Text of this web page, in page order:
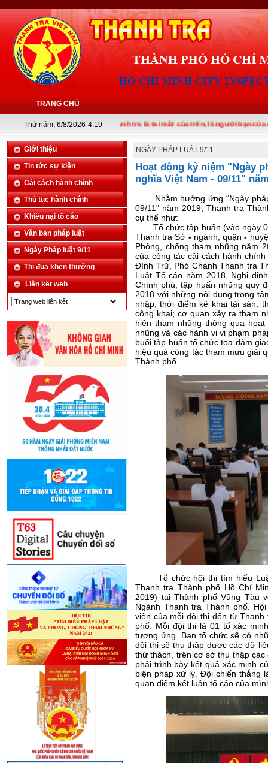
TRANG CHỦ
Thứ năm, 6/8/2026-4:19Thanh tra là tai mắt của trên, là người bạn của dưới
Giới thiệu
Tin tức sự kiện
Cải cách hành chính
Thủ tục hành chính
Khiếu nại tố cáo
Văn bản pháp luật
Ngày Pháp luật 9/11
Thi đua khen thưởng
Liên kết web
NGÀY PHÁP LUẬT 9/11
Hoạt động kỷ niệm "Ngày
nghĩa Việt Nam - 09/11"
Nhằm hưởng ứng “Ngày
09/11" năm 2019 , Thanh tra
cụ thể như:
Tổ chức tập huấn (vào ngày
Thanh tra Sở - ngành, quận-
Phòng, chống tham nhũng năm
của công tác cải cách hành
Đình Trữ, Phó Chánh Thanh tra
Luật Tố cáo năm 2018,
Nghị
Chính phủ , tập huấn những quy
2018 với những nội dung trọng
nhập; thời điểm kê khai tài sản,
công khai; cơ quan xảy ra tham
hiện tham nhũng thông qua
nhũng và các hành vi vi phạm
buổi tập huấn tổ chức tọa đàm
hiệu quả công tác tham mưu giải
Thành phố.
Tổ chức hội thi tìm hiểu
Thanh tra Thành phố Hồ Chí
2019) tại Thành phố Vũng Tàu
Ngành Thanh tra Thành phố.
viên của mỗi đội thi đến từ
phố . Mỗi đội thi là 01 tổ xác
tương ứng. Ban tổ chức sẽ có
đội thi sẽ thu thập được các dữ
thử thách, trên cơ sở thu thập
phải trình bày kết quả xác minh
biện pháp xử lý. Đội chiến thắng
quan điểm kết luận tố cáo của